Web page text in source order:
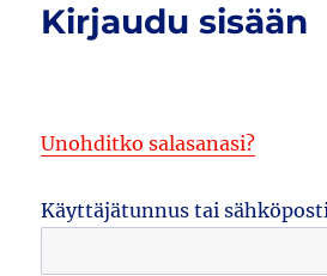
Kirjaudu sisään
Unohditko salasanasi?
Käyttäjätunnus tai